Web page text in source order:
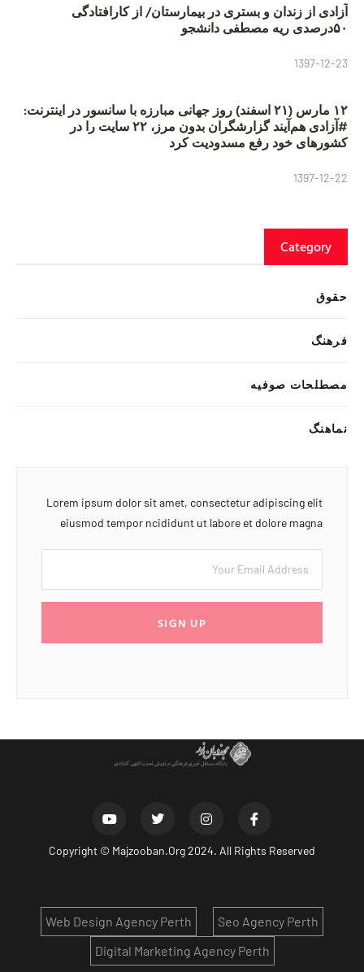
آزادی از زندان و بستری در بیمارستان/ از کارافتادگی
۵۰درصدی ریه مصطفی دانشجو
1397-12-23
۱۲ مارس (۲۱ اسفند) روز جهانی مبارزه با سانسور در اینترنت:
#آزادی هم‌آیند گزارشگران‌ بدون مرز، ۲۲ سایت را در
کشورهای خود رفع مسدودیت کرد
1397-12-22
Category
حقوق
فرهنگ
مصطلحات صوفیه
نماهنگ
Lorem ipsum dolor sit amet, consectetur adipiscing elit
eiusmod tempor ncididunt ut labore et dolore magna
SIGN UP
Copyright © Majzooban.Org2024. All Rights Reserved
Seo Agency Perth
Web Design Agency Perth
Digital Marketing Agency Perth